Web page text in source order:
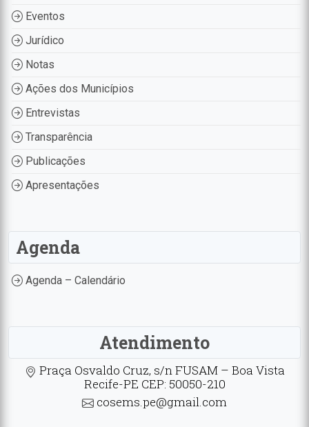
Eventos
Jurídico
Notas
Ações dos Municípios
Entrevistas
Transparência
Publicações
Apresentações
Agenda
Agenda – Calendário
Atendimento
Praça Osvaldo Cruz, s/n FUSAM – Boa Vista
Recife-PE CEP: 50050-210
cosems.pe@gmail.com